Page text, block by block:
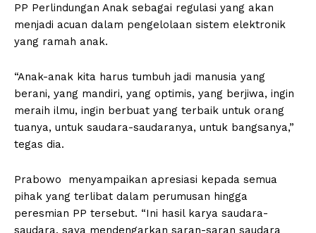
PP Perlindungan Anak sebagai regulasi yang akan
menjadi acuan dalam pengelolaan sistem elektronik
yang ramah anak.
“Anak-anak kita harus tumbuh jadi manusia yang
berani, yang mandiri, yang optimis, yang berjiwa, ingin
meraih ilmu, ingin berbuat yang terbaik untuk orang
tuanya, untuk saudara-saudaranya, untuk bangsanya,”
tegas dia.
Prabowo menyampaikan apresiasi kepada semua
pihak yang terlibat dalam perumusan hingga
peresmian PP tersebut. “Ini hasil karya saudara-
saudara, saya mendengarkan saran-saran saudara